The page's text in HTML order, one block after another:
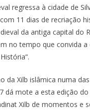
regressa à cidade de
11 dias de recriação
da antiga capital do
no tempo que convida a
da Xilb islâmica numa
dá mote a esta edição
Xilb de momentos e